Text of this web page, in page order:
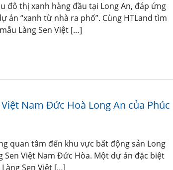
đô thị xanh hàng đầu tại Long An, đáp ứng
“xanh từ nhà ra phố”. Cùng HTLand tìm
Làng Sen Việt […]
Nam Đức Hoà Long An của Phúc
quan tâm đến khu vực bất động sản Long
Việt Nam Đức Hòa. Một dự án đặc biệt
Sen Việt […]